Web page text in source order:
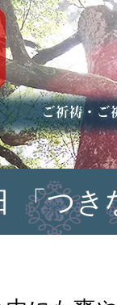
ご祈祷・ご祈
安産祈願
初宮参り
七五三詣
長寿のお祝い
神前結婚式
厄祓い・方位
車のお祓い
地鎮祭
神葬祭（神式
「つき